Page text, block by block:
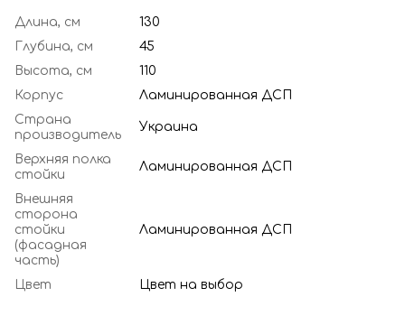
Длина, см
130
Глубина, см
45
Высота, см
110
Корпус
Ламинированная ДСП
Страна
производитель
Украина
Верхняя полка
стойки
Ламинированная ДСП
Внешняя
сторона
стойки
(фасадная
часть)
Ламинированная ДСП
Цвет Цвет на выбор